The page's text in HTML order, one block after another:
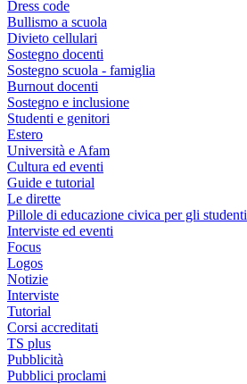
Dress code
Bullismo a scuola
Divieto cellulari
Sostegno docenti
Sostegno scuola - famiglia
Burnout docenti
Sostegno e inclusione
Studenti e genitori
Estero
Università e Afam
Cultura ed eventi
Guide e tutorial
Le dirette
Pillole di educazione civica per gli studenti
Interviste ed eventi
Focus
Logos
Notizie
Interviste
Tutorial
Corsi accreditati
TS plus
Pubblicità
Pubblici proclami